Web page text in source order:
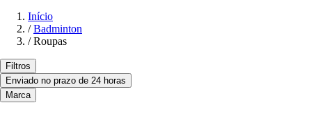
Início
/ Badminton
/ Roupas
Filtros
Enviado no prazo de 24 horas
Marca